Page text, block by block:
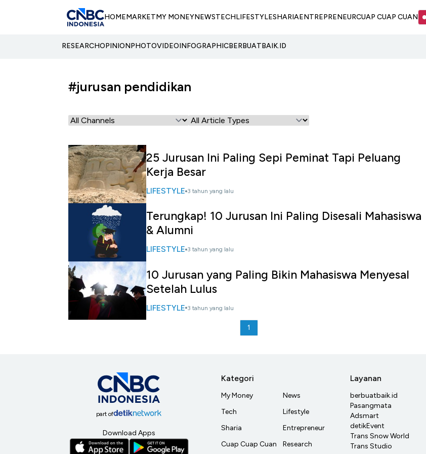
HOMEMARKETMY MONEYNEWSTECHLIFESTYLESHARIAENTREPRENEURCUAP CUAP CUAN
RESEARCHOPINIONPHOTOVIDEOINFOGRAPHICBERBUATBAIK.ID
#jurusan pendidikan
25 Jurusan Ini Paling Sepi Peminat Tapi Peluang
Kerja Besar
LIFESTYLE 3 tahun yang lalu
Terungkap! 10 Jurusan Ini Paling Disesali Mahasiswa
& Alumni
LIFESTYLE 3 tahun yang lalu
10 Jurusan yang Paling Bikin Mahasiswa Menyesal
Setelah Lulus
LIFESTYLE 3 tahun yang lalu
1
part of
Download Apps
Kategori
My Money
Tech
Sharia
Cuap Cuap Cuan
News
Lifestyle
Entrepreneur
Research
Layanan
berbuatbaik.id
Pasangmata
Adsmart
detikEvent
Trans Snow World
Trans Studio